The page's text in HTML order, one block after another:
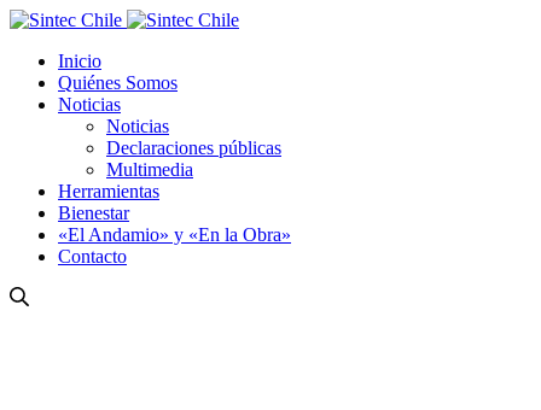
Inicio
Quiénes Somos
Noticias
Noticias
Declaraciones públicas
Multimedia
Herramientas
Bienestar
«El Andamio» y «En la Obra»
Contacto